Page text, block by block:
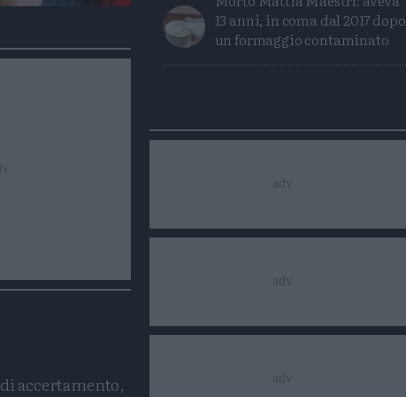
accertamento,
13 anni, in coma dal 2017 dopo
un formaggio contaminato